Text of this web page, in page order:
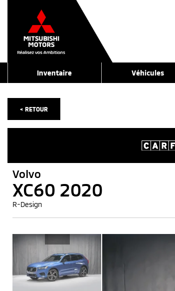
Inventaire Véhicules
< RETOUR
Volvo
XC60 2020
R-Design